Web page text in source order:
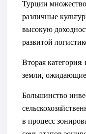
Турции
различные
высокую
развитой
Вторая
земли,
Большинство
в процесс